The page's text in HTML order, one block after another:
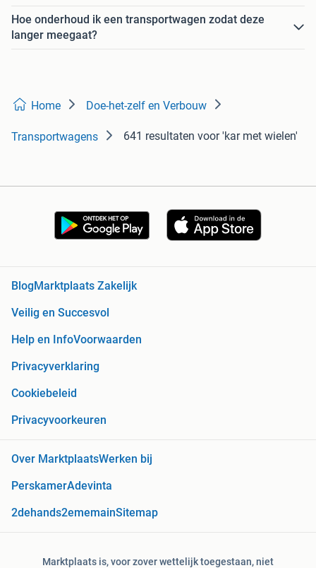
Hoe onderhoud ik een transportwagen zodat deze
langer meegaat?
Home Doe-het-zelf en Verbouw
Transportwagens 641 resultaten voor 'kar met wielen'
BlogMarktplaats Zakelijk
Veilig en Succesvol
Help en InfoVoorwaarden
Privacyverklaring
Cookiebeleid
Privacyvoorkeuren
Over MarktplaatsWerken bij
PerskamerAdevinta
2dehands2ememainSitemap
Marktplaats is, voor zover wettelijk toegestaan, niet